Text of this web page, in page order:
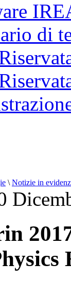
di
\ Notizie in